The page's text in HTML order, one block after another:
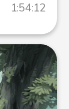
1:54:12